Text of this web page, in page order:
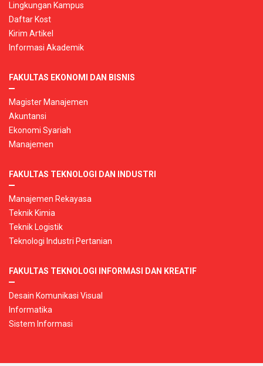
Lingkungan Kampus
Daftar Kost
Kirim Artikel
Informasi Akademik
FAKULTAS EKONOMI DAN BISNIS
Magister Manajemen
Akuntansi
Ekonomi Syariah
Manajemen
FAKULTAS TEKNOLOGI DAN INDUSTRI
Manajemen Rekayasa
Teknik Kimia
Teknik Logistik
Teknologi Industri Pertanian
FAKULTAS TEKNOLOGI INFORMASI DAN KREATIF
Desain Komunikasi Visual
Informatika
Sistem Informasi